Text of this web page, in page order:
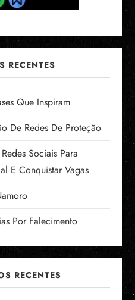
RECENTES
Que Inspiram
De Redes De Proteção
Sociais Para
E Conquistar Vagas
Por Falecimento
RECENTES